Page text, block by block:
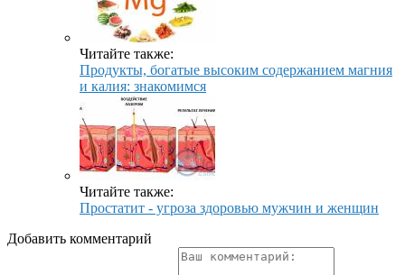
Читайте также:
Продукты, богатые высоким содержанием магния
и калия: знакомимся
Читайте также:
Простатит - угроза здоровью мужчин и женщин
Добавить комментарий